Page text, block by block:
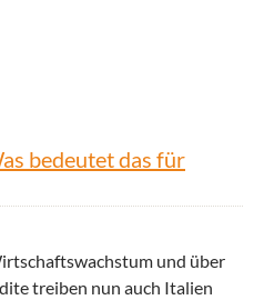
bedeutet das für
und über
treiben nun auch Italien